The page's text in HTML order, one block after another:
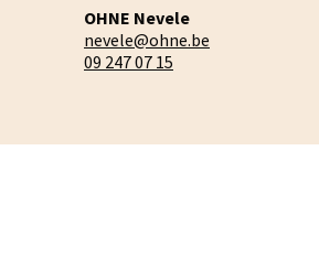
OHNE Nevele
nevele@ohne.be
09 247 07 15